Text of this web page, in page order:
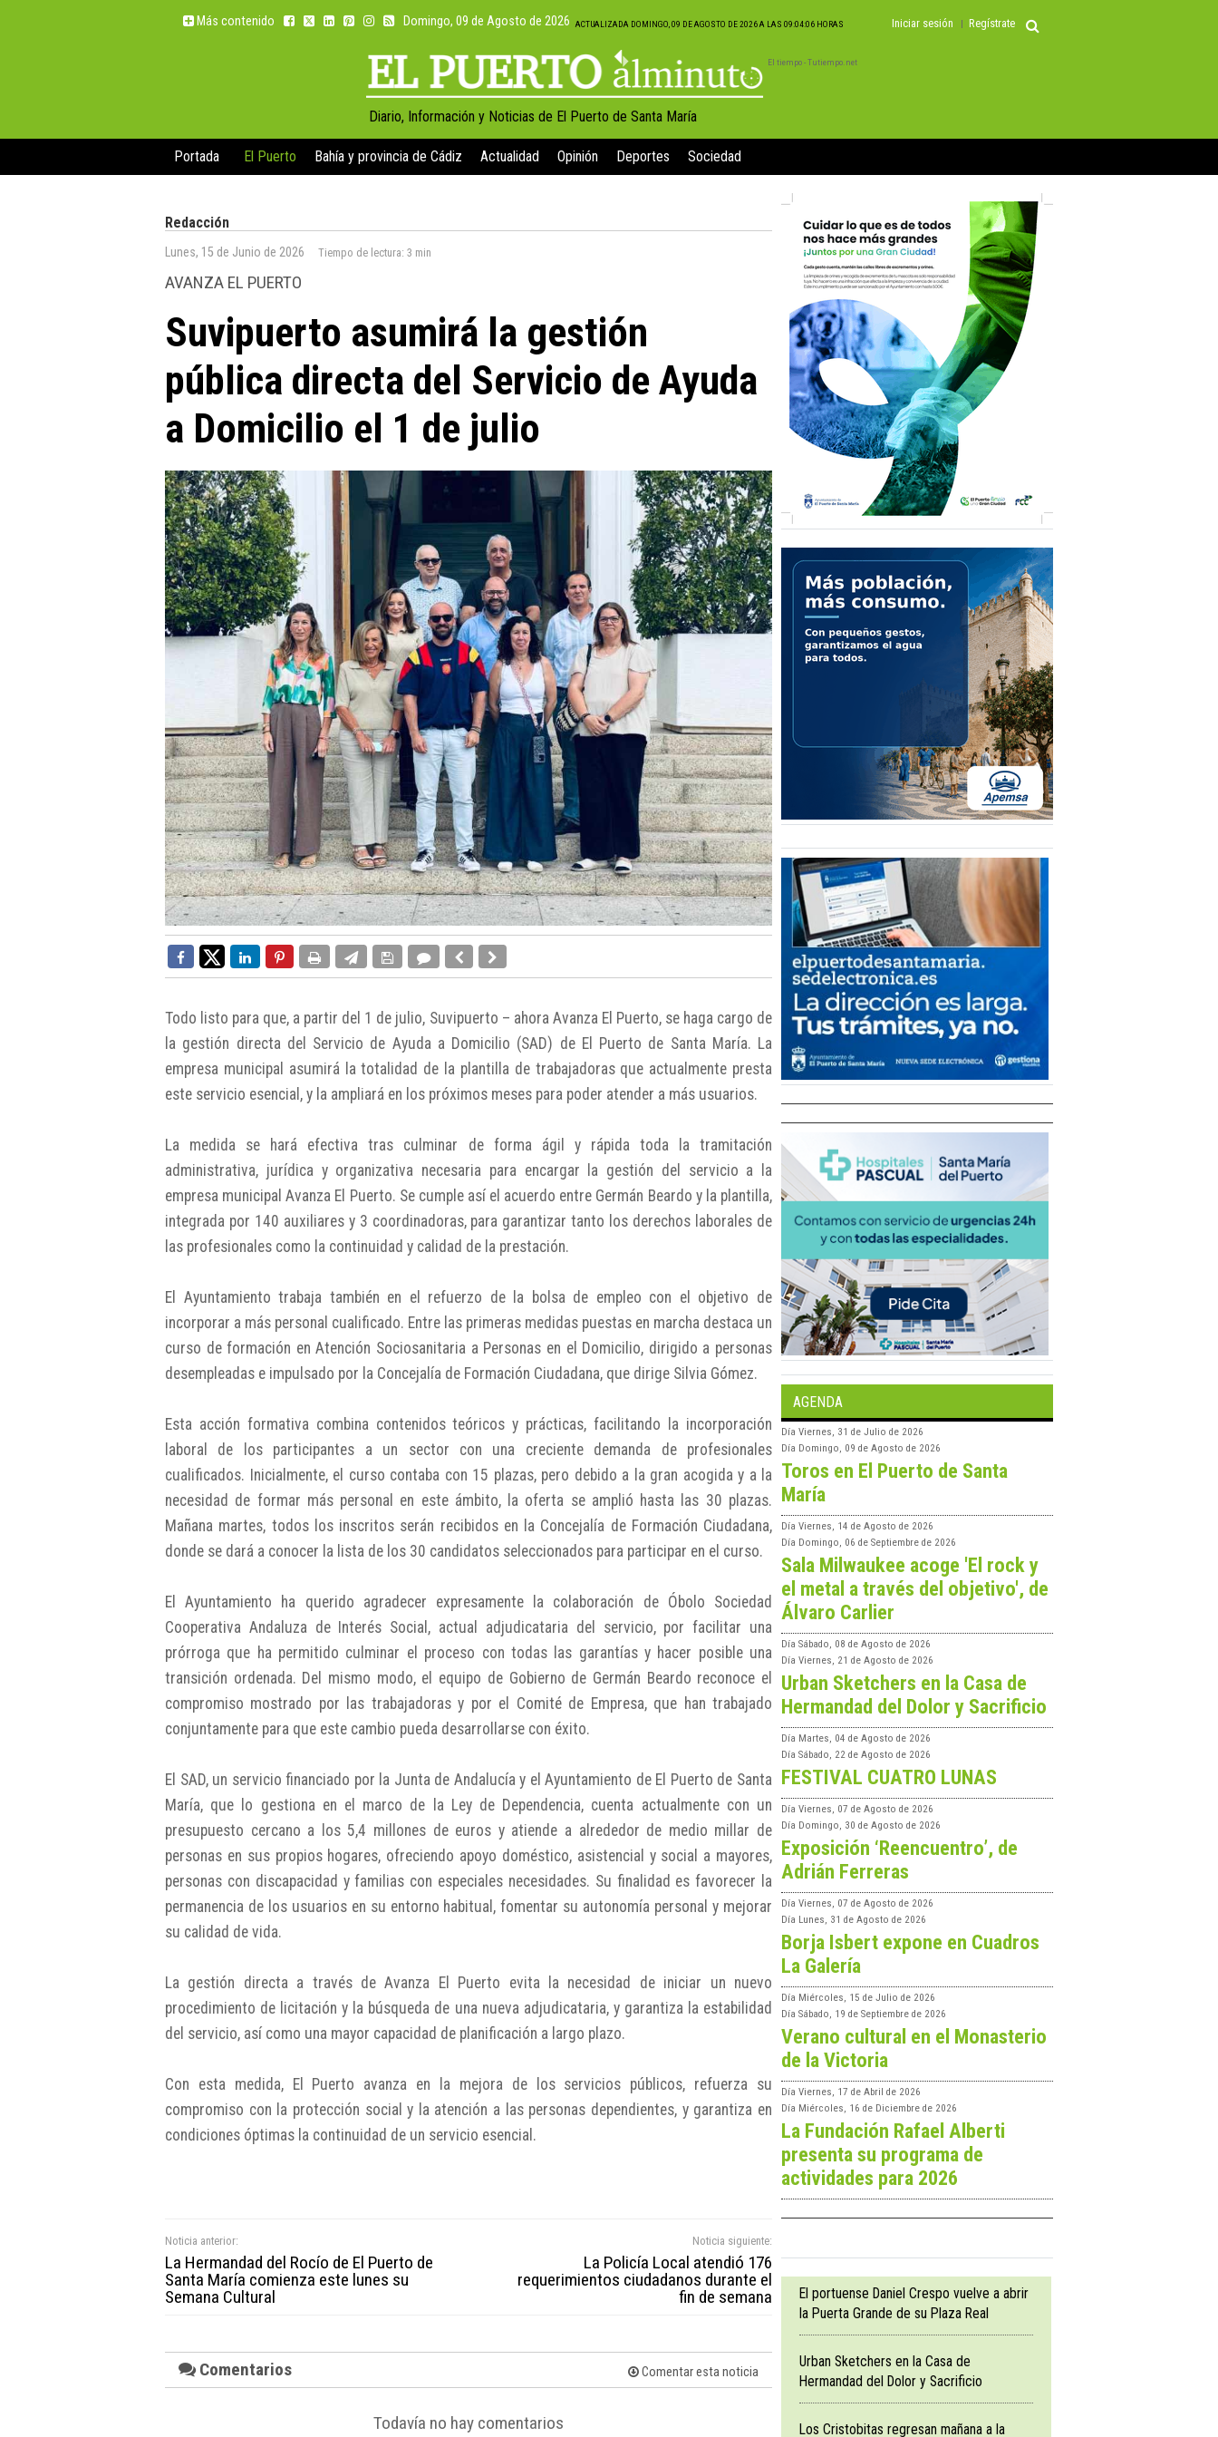
Más contenido Domingo, 09 de Agosto de 2026 ACTUALIZADA DOMINGO, 09 DE AGOSTO DE 2026 A LAS 09:04:06 HORAS Iniciar sesión Regístrate
Diario, Información y Noticias de El Puerto de Santa María
El tiempo - Tutiempo.net
Portada El Puerto Bahía y provincia de Cádiz Actualidad Opinión Deportes Sociedad
Redacción
Lunes, 15 de Junio de 2026 Tiempo de lectura: 3 min
AVANZA EL PUERTO
Suvipuerto asumirá la gestión
pública directa del Servicio de Ayuda
a Domicilio el 1 de julio
Todo listo para que, a partir del 1 de julio, Suvipuerto – ahora Avanza El Puerto, se haga cargo de
la gestión directa del Servicio de Ayuda a Domicilio (SAD) de El Puerto de Santa María. La
empresa municipal asumirá la totalidad de la plantilla de trabajadoras que actualmente presta
este servicio esencial, y la ampliará en los próximos meses para poder atender a más usuarios.
La medida se hará efectiva tras culminar de forma ágil y rápida toda la tramitación
administrativa, jurídica y organizativa necesaria para encargar la gestión del servicio a la
empresa municipal Avanza El Puerto. Se cumple así el acuerdo entre Germán Beardo y la plantilla,
integrada por 140 auxiliares y 3 coordinadoras, para garantizar tanto los derechos laborales de
las profesionales como la continuidad y calidad de la prestación.
El Ayuntamiento trabaja también en el refuerzo de la bolsa de empleo con el objetivo de
incorporar a más personal cualificado. Entre las primeras medidas puestas en marcha destaca un
curso de formación en Atención Sociosanitaria a Personas en el Domicilio, dirigido a personas
desempleadas e impulsado por la Concejalía de Formación Ciudadana, que dirige Silvia Gómez.
Esta acción formativa combina contenidos teóricos y prácticas, facilitando la incorporación
laboral de los participantes a un sector con una creciente demanda de profesionales
cualificados. Inicialmente, el curso contaba con 15 plazas, pero debido a la gran acogida y a la
necesidad de formar más personal en este ámbito, la oferta se amplió hasta las 30 plazas.
Mañana martes, todos los inscritos serán recibidos en la Concejalía de Formación Ciudadana,
donde se dará a conocer la lista de los 30 candidatos seleccionados para participar en el curso.
El Ayuntamiento ha querido agradecer expresamente la colaboración de Óbolo Sociedad
Cooperativa Andaluza de Interés Social, actual adjudicataria del servicio, por facilitar una
prórroga que ha permitido culminar el proceso con todas las garantías y hacer posible una
transición ordenada. Del mismo modo, el equipo de Gobierno de Germán Beardo reconoce el
compromiso mostrado por las trabajadoras y por el Comité de Empresa, que han trabajado
conjuntamente para que este cambio pueda desarrollarse con éxito.
El SAD, un servicio financiado por la Junta de Andalucía y el Ayuntamiento de El Puerto de Santa
María, que lo gestiona en el marco de la Ley de Dependencia, cuenta actualmente con un
presupuesto cercano a los 5,4 millones de euros y atiende a alrededor de medio millar de
personas en sus propios hogares, ofreciendo apoyo doméstico, asistencial y social a mayores,
personas con discapacidad y familias con especiales necesidades. Su finalidad es favorecer la
permanencia de los usuarios en su entorno habitual, fomentar su autonomía personal y mejorar
su calidad de vida.
La gestión directa a través de Avanza El Puerto evita la necesidad de iniciar un nuevo
procedimiento de licitación y la búsqueda de una nueva adjudicataria, y garantiza la estabilidad
del servicio, así como una mayor capacidad de planificación a largo plazo.
Con esta medida, El Puerto avanza en la mejora de los servicios públicos, refuerza su
compromiso con la protección social y la atención a las personas dependientes, y garantiza en
condiciones óptimas la continuidad de un servicio esencial.
Noticia anterior:
La Hermandad del Rocío de El Puerto de
Santa María comienza este lunes su
Semana Cultural
Noticia siguiente:
La Policía Local atendió 176
requerimientos ciudadanos durante el
fin de semana
Comentarios Comentar esta noticia
Todavía no hay comentarios
AGENDA
Día Viernes, 31 de Julio de 2026
Día Domingo, 09 de Agosto de 2026
Toros en El Puerto de Santa
María
Día Viernes, 14 de Agosto de 2026
Día Domingo, 06 de Septiembre de 2026
Sala Milwaukee acoge 'El rock y
el metal a través del objetivo', de
Álvaro Carlier
Día Sábado, 08 de Agosto de 2026
Día Viernes, 21 de Agosto de 2026
Urban Sketchers en la Casa de
Hermandad del Dolor y Sacrificio
Día Martes, 04 de Agosto de 2026
Día Sábado, 22 de Agosto de 2026
FESTIVAL CUATRO LUNAS
Día Viernes, 07 de Agosto de 2026
Día Domingo, 30 de Agosto de 2026
Exposición ‘Reencuentro’, de
Adrián Ferreras
Día Viernes, 07 de Agosto de 2026
Día Lunes, 31 de Agosto de 2026
Borja Isbert expone en Cuadros
La Galería
Día Miércoles, 15 de Julio de 2026
Día Sábado, 19 de Septiembre de 2026
Verano cultural en el Monasterio
de la Victoria
Día Viernes, 17 de Abril de 2026
Día Miércoles, 16 de Diciembre de 2026
La Fundación Rafael Alberti
presenta su programa de
actividades para 2026
El portuense Daniel Crespo vuelve a abrir
la Puerta Grande de su Plaza Real
Urban Sketchers en la Casa de
Hermandad del Dolor y Sacrificio
Los Cristobitas regresan mañana a la